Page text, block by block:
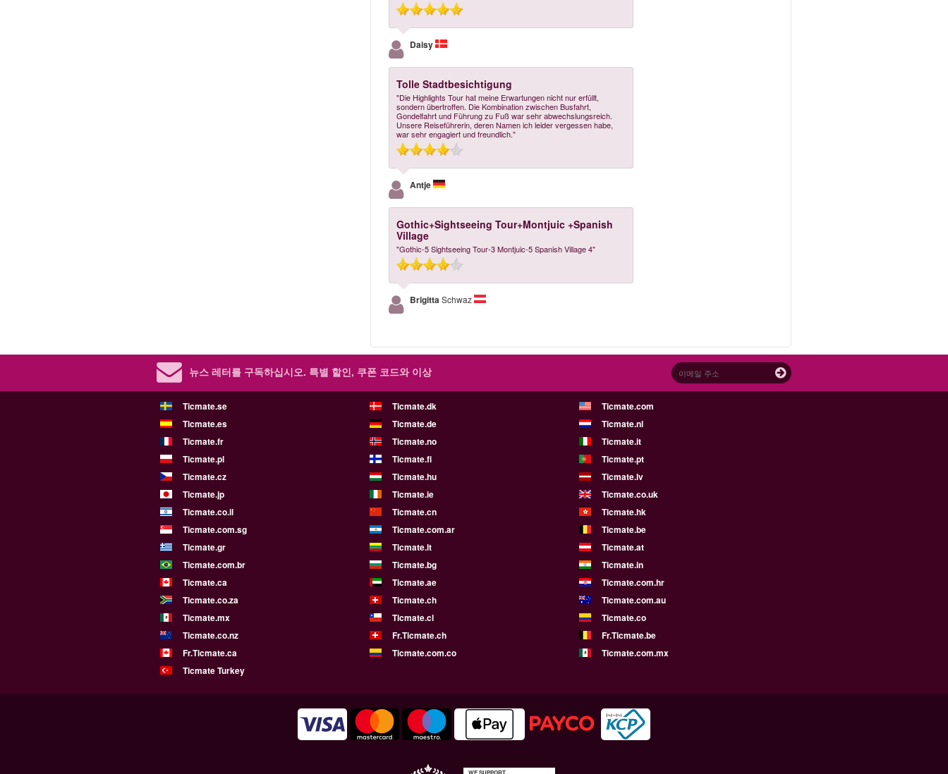
Daisy
Tolle Stadtbesichtigung
"Die Highlights Tour hat meine Erwartungen nicht nur erfüllt,
sondern übertroffen. Die Kombination zwischen Busfahrt,
Gondelfahrt und Führung zu Fuß war sehr abwechslungsreich.
Unsere Reiseführerin, deren Namen ich leider vergessen habe,
war sehr engagiert und freundlich."
Antje
Gothic+Sightseeing Tour+Montjuic +Spanish
Village
"Gothic-5 Sightseeing Tour-3 Montjuic-5 Spanish Village 4"
BrigittaSchwaz
뉴스 레터를 구독하십시오. 특별 할인, 쿠폰 코드와 이상
Ticmate.se Ticmate.dk
Ticmate.com
Ticmate.es
Ticmate.de
Ticmate.nl
Ticmate.fr
Ticmate.no
Ticmate.it
Ticmate.pl
Ticmate.fi
Ticmate.pt
Ticmate.cz
Ticmate.hu
Ticmate.lv
Ticmate.jp
Ticmate.ie
Ticmate.co.uk
Ticmate.co.il
Ticmate.cn
Ticmate.hk
Ticmate.com.sg
Ticmate.com.ar
Ticmate.be
Ticmate.gr
Ticmate.lt
Ticmate.at
Ticmate.com.br
Ticmate.bg
Ticmate.in
Ticmate.ca
Ticmate.ae
Ticmate.com.hr
Ticmate.co.za
Ticmate.ch
Ticmate.com.au
Ticmate.mx
Ticmate.cl
Ticmate.co
Ticmate.co.nz
Fr.Ticmate.ch
Fr.Ticmate.be
Fr.Ticmate.ca
Ticmate.com.co
Ticmate.com.mx
Ticmate Turkey
WE SUPPORT